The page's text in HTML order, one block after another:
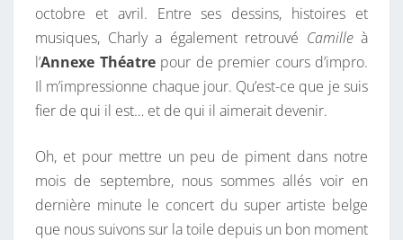
octobre et avril. Entre ses dessins, histoires et
musiques, Charly a également retrouvé Camilleà
l’Annexe Théatrepour de premier cours d’impro.
Il m’impressionne chaque jour. Qu’est-ce que je suis
fier de qui il est… et de qui il aimerait devenir.
Oh, et pour mettre un peu de piment dans notre
mois de septembre, nous sommes allés voir en
dernière minute le concert du super artiste belge
que nous suivons sur la toile depuis un bon moment